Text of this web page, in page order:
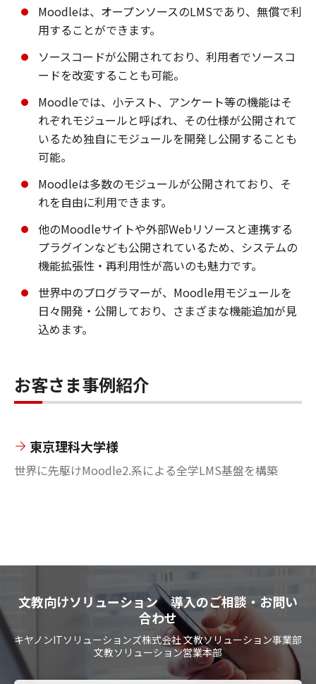
Moodleは、オープンソースのLMSであり、無償で利
用することができます。
ソースコードが公開されており、利用者でソースコ
ードを改変することも可能。
Moodleでは、小テスト、アンケート等の機能はそ
れぞれモジュールと呼ばれ、その仕様が公開されて
いるため独自にモジュールを開発し公開することも
可能。
Moodleは多数のモジュールが公開されており、そ
れを自由に利用できます。
他のMoodleサイトや外部Webリソースと連携する
プラグインなども公開されているため、システムの
機能拡張性・再利用性が高いのも魅力です。
世界中のプログラマーが、Moodle用モジュールを
日々開発・公開しており、さまざまな機能追加が見
込めます。
お客さま事例紹介
東京理科大学様
世界に先駆けMoodle2.系による全学LMS基盤を構築
文教向けソリューション 導入のご相談・お問い
合わせ
キヤノンITソリューションズ株式会社 文教ソリューション事業部
文教ソリューション営業本部